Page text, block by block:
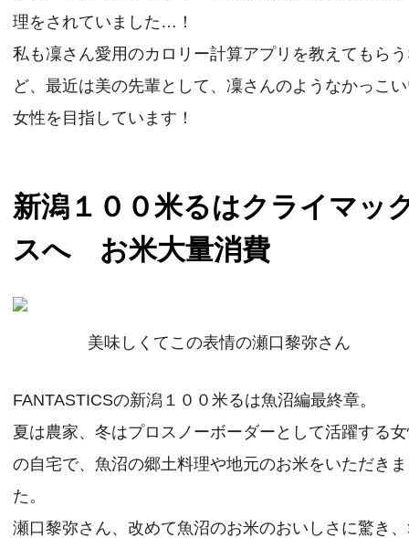
理をされていました…！
私も凜さん愛用のカロリー計算アプリを教えてもら
ど、最近は美の先輩として、凜さんのようなかっこ
女性を目指しています！
新潟１００米るはクライマッ
スへ お米大量消費
美味しくてこの表情の瀬口黎弥さん
FANTASTICSの新潟１００米るは魚沼編最終章。
夏は農家、冬はプロスノーボーダーとして活躍する
の自宅で、魚沼の郷土料理や地元のお米をいただき
た。
瀬口黎弥さん、改めて魚沼のお米のおいしさに驚き